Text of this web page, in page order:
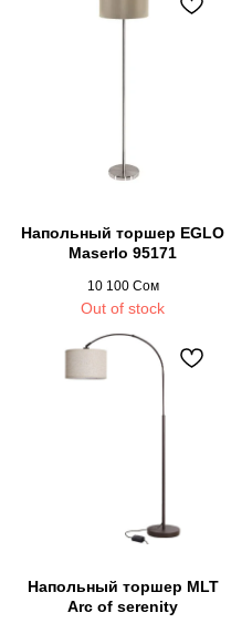
Напольный торшер EGLO
Maserlo 95171
10 100 Сом
Out of stock
Напольный торшер MLT
Arc of serenity